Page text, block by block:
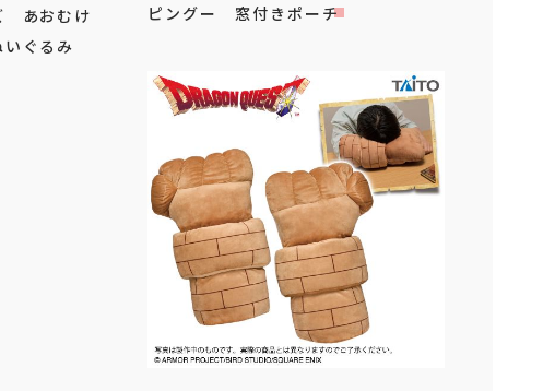
あおむけ
ぐるみ
ピングー 窓付きポーチ